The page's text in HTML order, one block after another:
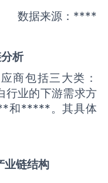
数据来源：****
析
商包括三大类：
业的下游需求方
和*****。其具体
业链结构